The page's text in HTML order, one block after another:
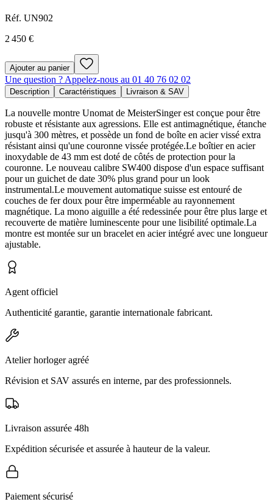
Réf. UN902
2 450 €
Ajouter au panier
Une question ? Appelez-nous au 01 40 76 02 02
Description Caractéristiques Livraison & SAV
La nouvelle montre Unomat de MeisterSinger est conçue pour être
robuste et résistante aux agressions. Elle est antimagnétique, étanche
jusqu'à 300 mètres, et possède un fond de boîte en acier vissé extra
résistant ainsi qu'une couronne vissée protégée.Le boîtier en acier
inoxydable de 43 mm est doté de côtés de protection pour la
couronne. Le nouveau calibre SW400 dispose d'un espace suffisant
pour un guichet de date 30% plus grand pour un look
instrumental.Le mouvement automatique suisse est entouré de
couches de fer doux pour être imperméable au rayonnement
magnétique. La mono aiguille a été redessinée pour être plus large et
recouverte de matière luminescente pour une lisibilité optimale.La
montre est montée sur un bracelet en acier intégré avec une longueur
ajustable.
Agent officiel
Authenticité garantie, garantie internationale fabricant.
Atelier horloger agréé
Révision et SAV assurés en interne, par des professionnels.
Livraison assurée 48h
Expédition sécurisée et assurée à hauteur de la valeur.
Paiement sécurisé